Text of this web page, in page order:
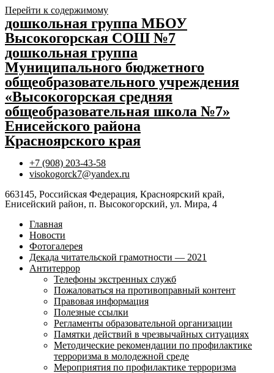
Перейти к содержимому
дошкольная группа МБОУ
Высокогорская СОШ №7
дошкольная группа
Муниципального бюджетного
общеобразовательного учреждения
«Высокогорская средняя
общеобразовательная школа №7»
Енисейского района
Красноярского края
+7 (908) 203-43-58
visokogorck7@yandex.ru
663145, Российская Федерация, Красноярский край,
Енисейский район, п. Высокогорский, ул. Мира, 4
Главная
Новости
Фотогалерея
Декада читательской грамотности — 2021
Антитеррор
Телефоны экстренных служб
Пожаловаться на противоправный контент
Правовая информация
Полезные ссылки
Регламенты образовательной организации
Памятки действий в чрезвычайных ситуациях
Методические рекомендации по профилактике
терроризма в молодежной среде
Мероприятия по профилактике терроризма